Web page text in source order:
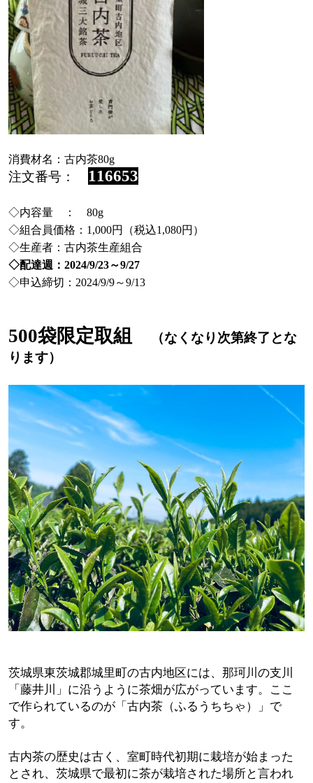
消費材名： 古内茶80g
注文番号： 116653
◇内容量 ： 80g
◇組合員価格：1,000円（税込1,080円）
◇生産者：古内茶生産組合
◇配達週：2024/9/23～9/27
◇申込締切：2024/9/9～9/13
500袋限定取組
（なくなり次第終了とな
ります）
茨城県東茨城郡城里町の古内地区には、那珂川の支川
「藤井川」に沿うように茶畑が広がっています。ここ
で作られているのが「古内茶（ふるうちちゃ）」で
す。
古内茶の歴史は古く、室町時代初期に栽培が始まった
とされ、茨城県で最初に茶が栽培された場所と言われ